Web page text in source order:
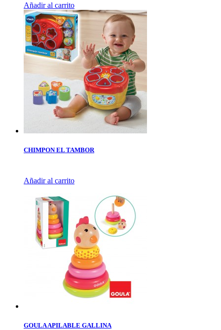
Añadir al carrito
CHIMPON EL TAMBOR
Añadir al carrito
GOULA APILABLE GALLINA